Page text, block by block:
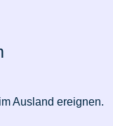
Ausland ereignen.